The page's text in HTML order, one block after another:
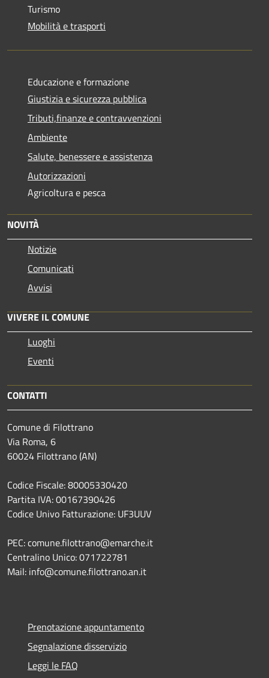
Turismo
Mobilità e trasporti
Educazione e formazione
Giustizia e sicurezza pubblica
Tributi,finanze e contravvenzioni
Ambiente
Salute, benessere e assistenza
Autorizzazioni
Agricoltura e pesca
NOVITÀ
Notizie
Comunicati
Avvisi
VIVERE IL COMUNE
Luoghi
Eventi
CONTATTI
Comune di Filottrano
Via Roma, 6
60024 Filottrano (AN)
Codice Fiscale: 80005330420
Partita IVA: 00167390426
Codice Univo Fatturazione: UF3UUV
PEC: comune.filottrano@emarche.it
Centralino Unico: 071722781
Mail: info@comune.filottrano.an.it
Prenotazione appuntamento
Segnalazione disservizio
Leggi le FAQ